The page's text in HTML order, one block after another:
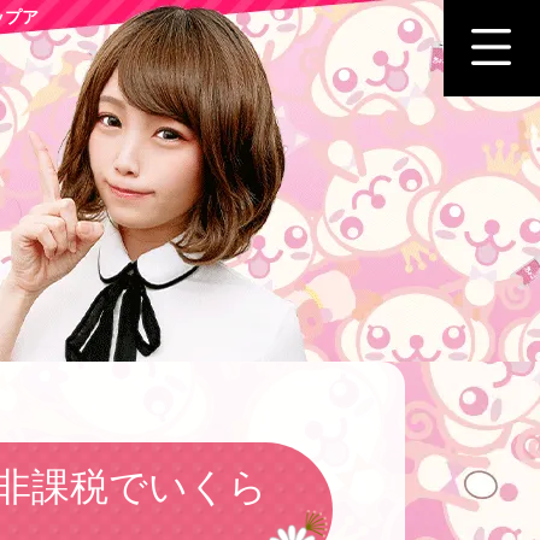
プア
課税でいくら